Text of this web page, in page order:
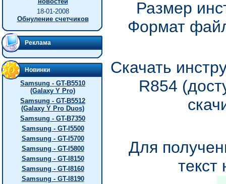
18-01-2008
Обнуление счетчиков
Реклама
Новинки
Samsung - GT-B5510
(Galaxy Y Pro)
Samsung - GT-B5512
(Galaxy Y Pro Duos)
Samsung - GT-B7350
Samsung - GT-I5500
Samsung - GT-I5700
Samsung - GT-I5800
Samsung - GT-I8150
Samsung - GT-I8160
Samsung - GT-I8190
Размер
Формат
Скачать
R854
Для
текст